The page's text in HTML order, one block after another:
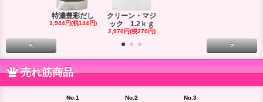
特濃豊彩だし
1,944円(税144円)
クリーン・マジ
ック 1.2ｋｇ
2,970円(税270円)
< >
売れ筋商品
No.1 No.2 No.3